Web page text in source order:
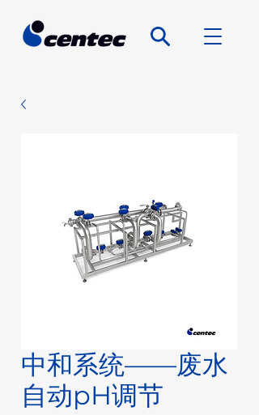
中和系统——废水
自动pH调节